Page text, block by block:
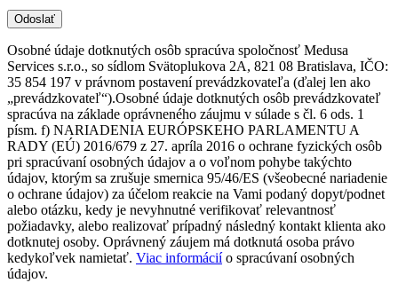
Osobné údaje dotknutých osôb spracúva spoločnosť Medusa
Services s.r.o., so sídlom Svätoplukova 2A, 821 08 Bratislava, IČO:
35 854 197 v právnom postavení prevádzkovateľa (ďalej len ako
„prevádzkovateľ“).Osobné údaje dotknutých osôb prevádzkovateľ
spracúva na základe oprávneného záujmu v súlade s čl. 6 ods. 1
písm. f) NARIADENIA EURÓPSKEHO PARLAMENTU A
RADY (EÚ) 2016/679 z 27. apríla 2016 o ochrane fyzických osôb
pri spracúvaní osobných údajov a o voľnom pohybe takýchto
údajov, ktorým sa zrušuje smernica 95/46/ES (všeobecné nariadenie
o ochrane údajov) za účelom reakcie na Vami podaný dopyt/podnet
alebo otázku, kedy je nevyhnutné verifikovať relevantnosť
požiadavky, alebo realizovať prípadný následný kontakt klienta ako
dotknutej osoby. Oprávnený záujem má dotknutá osoba právo
kedykoľvek namietať. Viac informáciío spracúvaní osobných
údajov.